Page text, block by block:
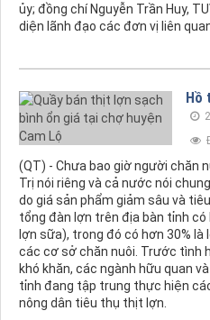
ủy; đồng chí Nguyễn Trần Huy,
diện lãnh đạo các đơn vị liên
Hồ
(QT) - Chưa bao giờ người chăn
Trị nói riêng và cả nước nói
do giá sản phẩm giảm sâu và
tổng đàn lợn trên địa bàn tỉnh
lợn sữa), trong đó có hơn 30%
các cơ sở chăn nuôi. Trước tình
khó khăn, các ngành hữu quan
tỉnh đang tập trung thực hiện
nông dân tiêu thụ thịt lợn.